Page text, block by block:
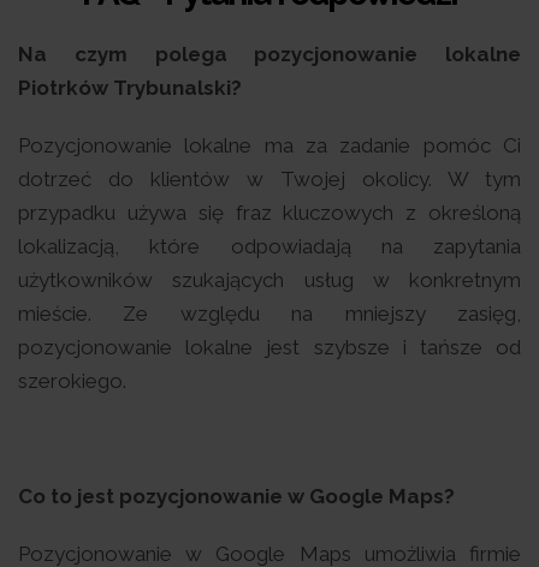
Na czym polega pozycjonowanie lokalne
Piotrków Trybunalski?
Pozycjonowanie lokalne ma za zadanie pomóc Ci
dotrzeć do klientów w Twojej okolicy. W tym
przypadku używa się fraz kluczowych z określoną
lokalizacją, które odpowiadają na zapytania
użytkowników szukających usług w konkretnym
mieście. Ze względu na mniejszy zasięg,
pozycjonowanie lokalne jest szybsze i tańsze od
szerokiego.
Co to jest pozycjonowanie w Google Maps?
Pozycjonowanie w Google Maps umożliwia firmie